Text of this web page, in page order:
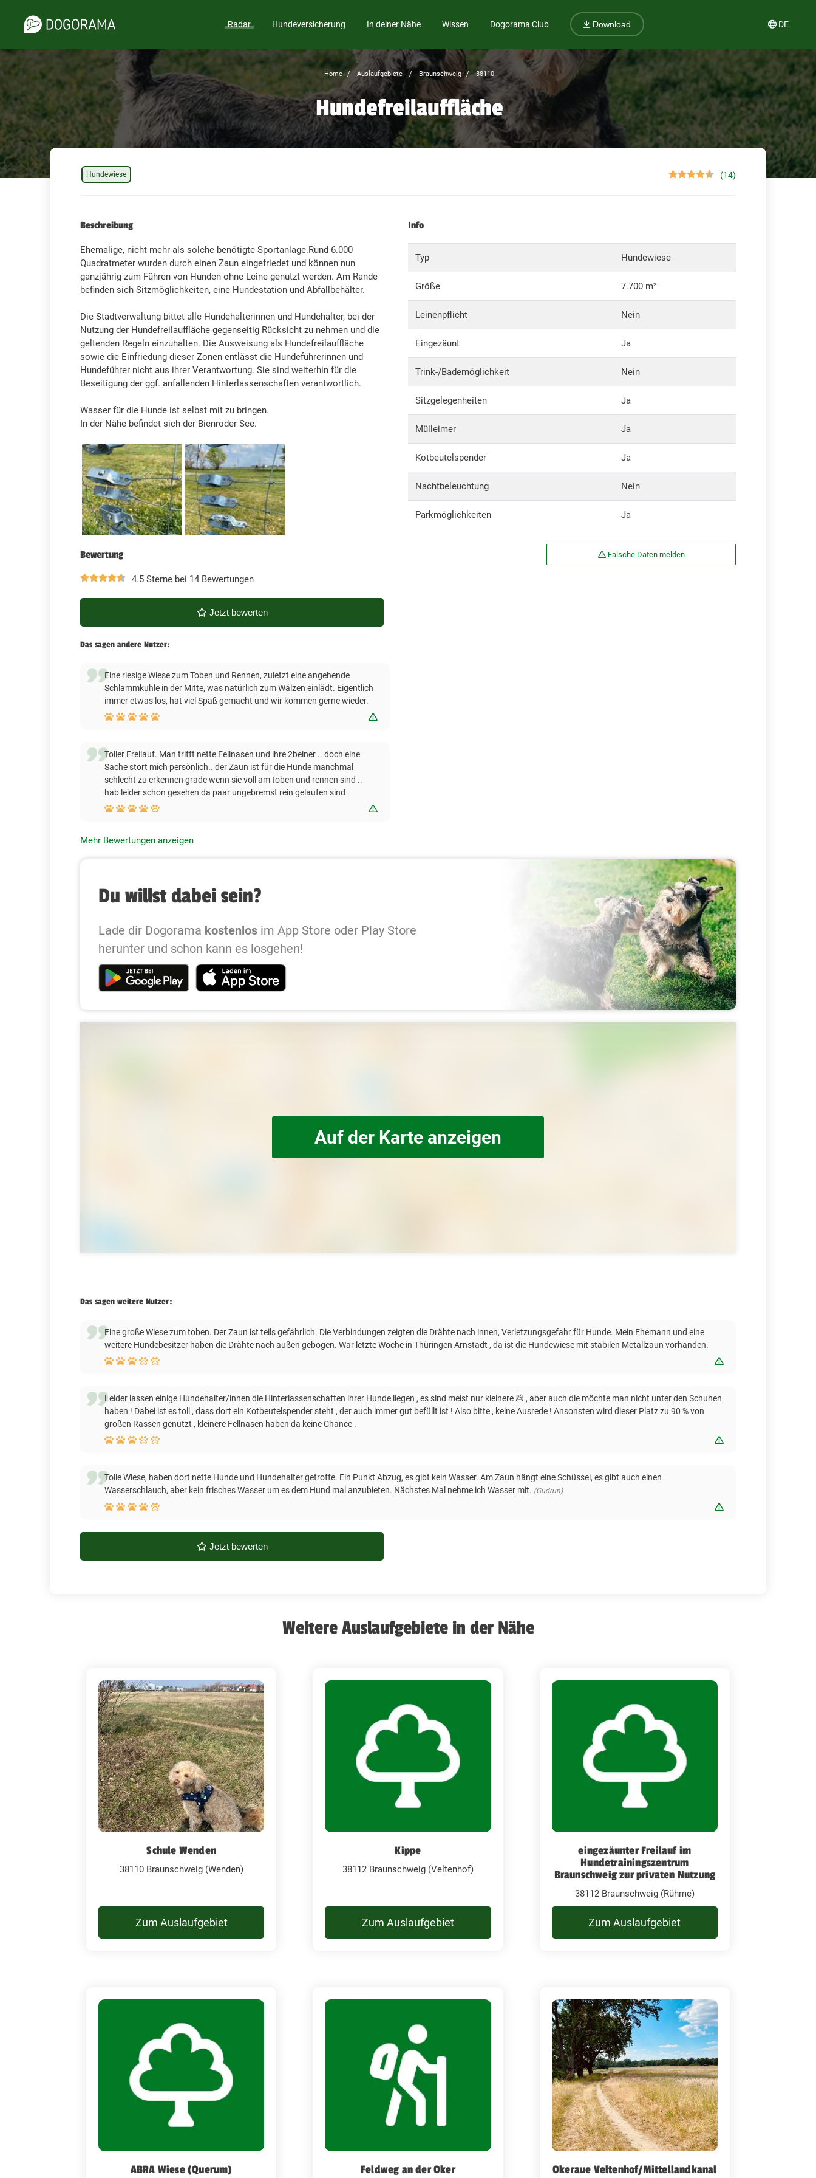
Radar Hundeversicherung In deiner Nähe Wissen Dogorama Club Download DE
Home Auslaufgebiete Braunschweig 38110
Hundefreilauffläche
(14)
Hundewiese
Beschreibung
Ehemalige, nicht mehr als solche benötigte Sportanlage.Rund 6.000
Quadratmeter wurden durch einen Zaun eingefriedet und können nun
ganzjährig zum Führen von Hunden ohne Leine genutzt werden. Am Rande
befinden sich Sitzmöglichkeiten, eine Hundestation und Abfallbehälter.
Die Stadtverwaltung bittet alle Hundehalterinnen und Hundehalter, bei der
Nutzung der Hundefreilauffläche gegenseitig Rücksicht zu nehmen und die
geltenden Regeln einzuhalten. Die Ausweisung als Hundefreilauffläche
sowie die Einfriedung dieser Zonen entlässt die Hundeführerinnen und
Hundeführer nicht aus ihrer Verantwortung. Sie sind weiterhin für die
Beseitigung der ggf. anfallenden Hinterlassenschaften verantwortlich.
Wasser für die Hunde ist selbst mit zu bringen.
In der Nähe befindet sich der Bienroder See.
Bewertung
4.5 Sterne bei 14 Bewertungen
Jetzt bewerten
Das sagen andere Nutzer:
Eine riesige Wiese zum Toben und Rennen, zuletzt eine angehende
Schlammkuhle in der Mitte, was natürlich zum Wälzen einlädt. Eigentlich
immer etwas los, hat viel Spaß gemacht und wir kommen gerne wieder.
Bewertung melden
Toller Freilauf. Man trifft nette Fellnasen und ihre 2beiner .. doch eine
Sache stört mich persönlich.. der Zaun ist für die Hunde manchmal
schlecht zu erkennen grade wenn sie voll am toben und rennen sind ..
hab leider schon gesehen da paar ungebremst rein gelaufen sind .
Bewertung melden
Mehr Bewertungen anzeigen
Info
Typ Hundewiese
Größe 7.700 m²
Leinenpflicht Nein
Eingezäunt Ja
Trink-/Bademöglichkeit Nein
Sitzgelegenheiten Ja
Mülleimer Ja
Kotbeutelspender Ja
Nachtbeleuchtung Nein
Parkmöglichkeiten Ja
Falsche Daten melden
Du willst dabei sein?
Lade dir Dogorama kostenlos im App Store oder Play Store
herunter und schon kann es losgehen!
Auf der Karte anzeigen
Das sagen weitere Nutzer:
Eine große Wiese zum toben. Der Zaun ist teils gefährlich. Die Verbindungen zeigten die Drähte nach innen, Verletzungsgefahr für Hunde. Mein Ehemann und eine
weitere Hundebesitzer haben die Drähte nach außen gebogen. War letzte Woche in Thüringen Arnstadt , da ist die Hundewiese mit stabilen Metallzaun vorhanden.
Bewertung melden
Leider lassen einige Hundehalter/innen die Hinterlassenschaften ihrer Hunde liegen , es sind meist nur kleinere 💩 , aber auch die möchte man nicht unter den Schuhen
haben ! Dabei ist es toll , dass dort ein Kotbeutelspender steht , der auch immer gut befüllt ist ! Also bitte , keine Ausrede ! Ansonsten wird dieser Platz zu 90 % von
großen Rassen genutzt , kleinere Fellnasen haben da keine Chance .
Bewertung melden
Tolle Wiese, haben dort nette Hunde und Hundehalter getroffe. Ein Punkt Abzug, es gibt kein Wasser. Am Zaun hängt eine Schüssel, es gibt auch einen
Wasserschlauch, aber kein frisches Wasser um es dem Hund mal anzubieten. Nächstes Mal nehme ich Wasser mit. (Gudrun)
Bewertung melden
Jetzt bewerten
Weitere Auslaufgebiete in der Nähe
Schule Wenden
38110 Braunschweig (Wenden)
Zum Auslaufgebiet
Kippe
38112 Braunschweig (Veltenhof)
Zum Auslaufgebiet
eingezäunter Freilauf im
Hundetrainingszentrum
Braunschweig zur privaten Nutzung
38112 Braunschweig (Rühme)
Zum Auslaufgebiet
ABRA Wiese (Querum) Feldweg an der Oker Okeraue Veltenhof/Mittellandkanal